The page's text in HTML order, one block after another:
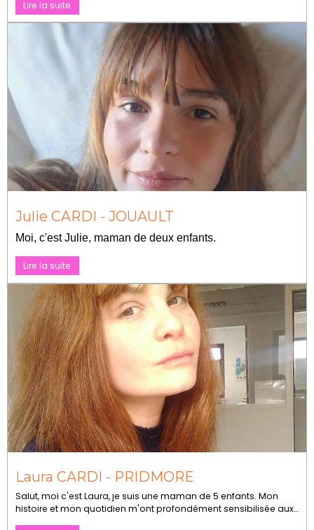
Lire la suite
Julie CARDI - JOUAULT
Moi, c'est Julie, maman de deux enfants.
Lire la suite
Laura CARDI - PRIDMORE
Salut, moi c'est Laura, je suis une maman de 5 enfants. Mon
histoire et mon quotidien m'ont profondément sensibilisée aux